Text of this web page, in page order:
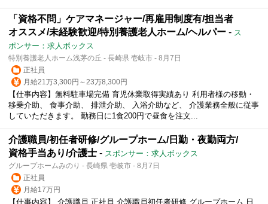
「資格不問」ケアマネージャー/再雇用制度有/担当者
オススメ/未経験歓迎/特別養護老人ホーム/ヘルパー - ス
ポンサー：求人ボックス
特別養護老人ホーム浅茅の丘 - 長崎県 壱岐市 - 8月7日
正社員
月給21万3,300円～23万8,300円
【仕事内容】無料駐車場完備 育児休業取得実績あり 利用者様の移動・
移乗介助、 食事介助、 排泄介助、 入浴介助など、 介護業務全般に従事
していただきます。 勤務日に1食200円で昼食を注文...
介護職員/初任者研修/グループホーム/日勤・夜勤両方/
資格手当あり/介護士 - スポンサー：求人ボックス
グループホームみのり - 長崎県 壱岐市 - 8月7日
正社員
月給17万円
【仕事内容】 介護職員 正社員 介護職員初任者研修 グループホーム 日